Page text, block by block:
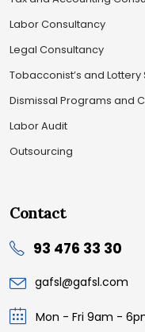
Labor Consultancy
Legal Consultancy
Tobacconist’s and Lottery
Dismissal Programs and
Labor Audit
Outsourcing
Contact
93 476 33 30
gafsl@gafsl.com
Mon - Fri 9am -